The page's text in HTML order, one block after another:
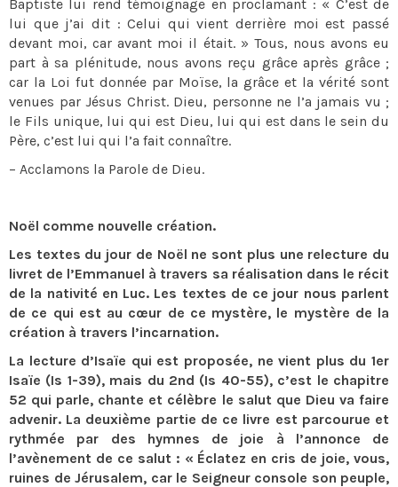
Baptiste lui rend témoignage en proclamant : « C’est de
lui que j’ai dit : Celui qui vient derrière moi est passé
devant moi, car avant moi il était. » Tous, nous avons eu
part à sa plénitude, nous avons reçu grâce après grâce ;
car la Loi fut donnée par Moïse, la grâce et la vérité sont
venues par Jésus Christ. Dieu, personne ne l’a jamais vu ;
le Fils unique, lui qui est Dieu, lui qui est dans le sein du
Père, c’est lui qui l’a fait connaître.
– Acclamons la Parole de Dieu.
Noël comme nouvelle création.
Les textes du jour de Noël ne sont plus une relecture du
livret de l’Emmanuel à travers sa réalisation dans le récit
de la nativité en Luc. Les textes de ce jour nous parlent
de ce qui est au cœur de ce mystère, le mystère de la
création à travers l’incarnation.
La lecture d’Isaïe qui est proposée, ne vient plus du 1er
Isaïe (Is 1-39), mais du 2nd (Is 40-55), c’est le chapitre
52 qui parle, chante et célèbre le salut que Dieu va faire
advenir. La deuxième partie de ce livre est parcourue et
rythmée par des hymnes de joie à l’annonce de
l’avènement de ce salut : « Éclatez en cris de joie, vous,
ruines de Jérusalem, car le Seigneur console son peuple,